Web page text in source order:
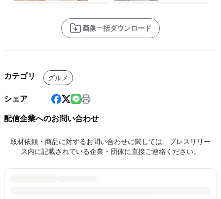
画像一括ダウンロード
カテゴリ グルメ
シェア
配信企業へのお問い合わせ
取材依頼・商品に対するお問い合わせに関しては、プレスリリー
ス内に記載されている企業・団体に直接ご連絡ください。